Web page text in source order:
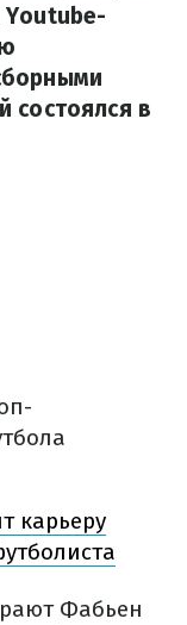
состоялся в
карьеру
Фабьен